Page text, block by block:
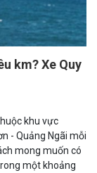
km? Xe Quy
khu vực
- Quảng Ngãi mỗi
mong muốn có
một khoảng